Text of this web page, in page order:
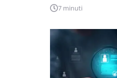
7 minuti